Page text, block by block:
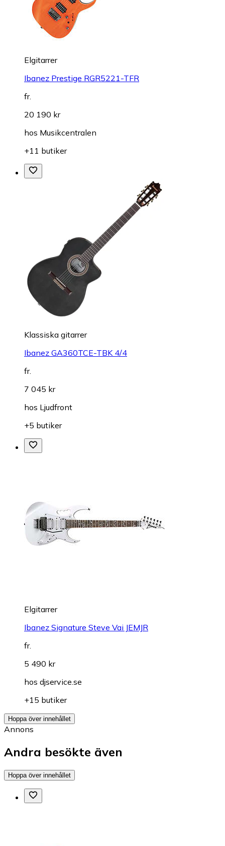
Elgitarrer
Ibanez Prestige RGR5221-TFR
fr.
20 190 kr
hos Musikcentralen
+11 butiker
Klas­sis­ka gi­tar­rer
Ibanez GA360TCE-TBK 4/4
fr.
7 045 kr
hos Ljudfront
+5 butiker
Elgitarrer
Ibanez Signature Steve Vai JEMJR
fr.
5 490 kr
hos djservice.se
+15 butiker
Hoppa över innehållet
Annons
Andra besökte även
Hoppa över innehållet